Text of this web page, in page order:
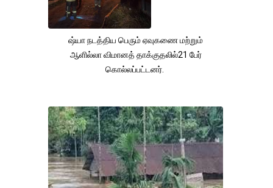
ஷ்யா நடத்திய பெரும் ஏவுகணை மற்றும்
ஆளில்லா விமானத் தாக்குதலில்21 பேர்
கொல்லப்பட்டனர்.